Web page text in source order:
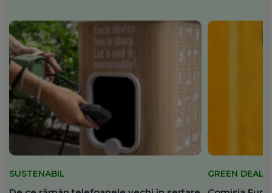
SUSTENABIL GREEN DEAL